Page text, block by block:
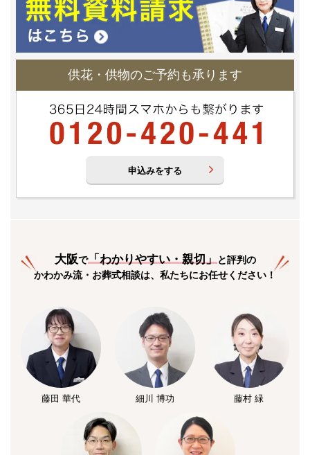
供花・供物のご予約も承ります
申込みをする
大阪で「わかりやすい・親切」と評判の
かわかみ流・お葬式相談は、私たちにお任せください！
藤田 華代 細川 博功 藤村 緑